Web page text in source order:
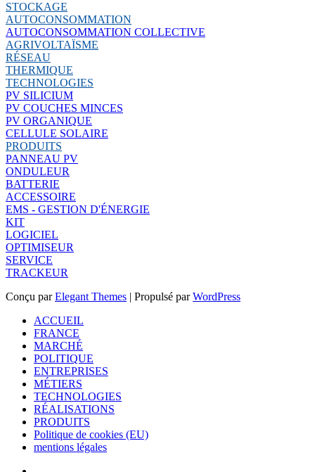
STOCKAGE
AUTOCONSOMMATION
AUTOCONSOMMATION COLLECTIVE
AGRIVOLTAÏSME
RÉSEAU
THERMIQUE
TECHNOLOGIES
PV SILICIUM
PV COUCHES MINCES
PV ORGANIQUE
CELLULE SOLAIRE
PRODUITS
PANNEAU PV
ONDULEUR
BATTERIE
ACCESSOIRE
EMS - GESTION D'ÉNERGIE
KIT
LOGICIEL
OPTIMISEUR
SERVICE
TRACKEUR
Conçu parElegant Themes | Propulsé parWordPress
ACCUEIL
FRANCE
MARCHÉ
POLITIQUE
ENTREPRISES
MÉTIERS
TECHNOLOGIES
RÉALISATIONS
PRODUITS
Politique de cookies (EU)
mentions légales